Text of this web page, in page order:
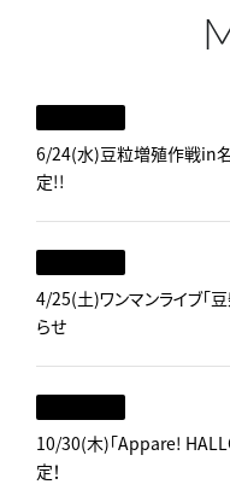
6/24(水)豆粒増殖作戦in
定!!
4/25(土)ワンマンライブ「
らせ
10/30(木)「Appare!
定！